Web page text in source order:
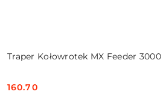
Traper Kołowrotek MX Feeder 3000
Cena:
160.70